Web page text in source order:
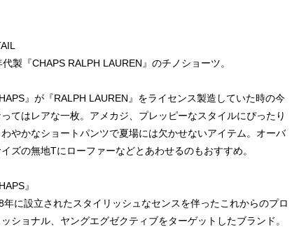
製『CHAPS RALPH LAUREN』のチノショーツ。
』が『RALPH LAUREN』をライセンス製造していた時の今
ってはレアな一枚。アメカジ、プレッピーなスタイルにぴったり
やかなショートパンツで夏場には欠かせないアイテム。オーバ
ズの無地Tにローファーなどとあわせるのもおすすめ。
』
年に設立されたスタイリッシュなセンスを伴ったこれからのプロ
ショナル、ヤングエグゼクティブをターゲットしたブランド。